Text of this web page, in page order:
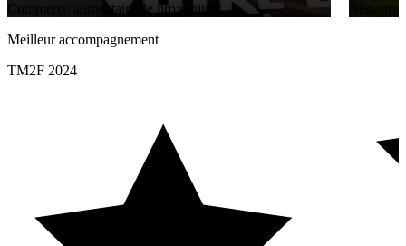
Commerce alimentaire de proximité
Meilleur accompagnement
TM2F 2024